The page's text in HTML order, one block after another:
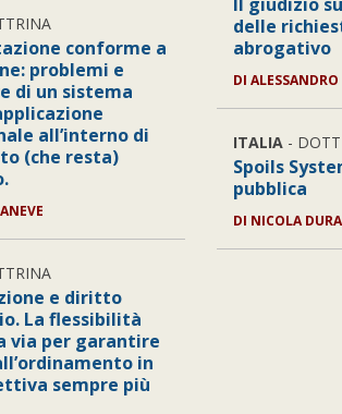
conforme a
problemi e
di un sistema
all’interno di
(che resta)
e diritto
La flessibilità
via per garantire
in
sempre più
delle
abrogativo
DI
ITALIA -
Spoils
pubblica
DI NICOLA